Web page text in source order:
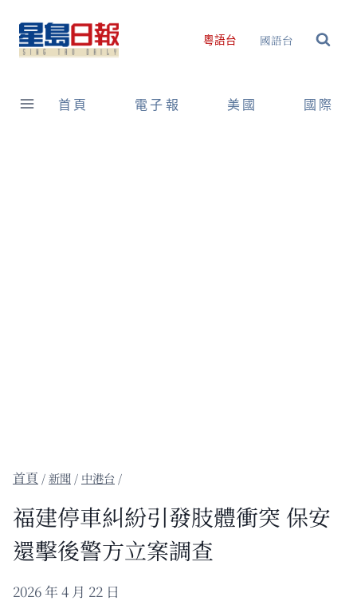
content
粵語台 國語台
首頁 電子報 美國 國際
/新聞 / 中港台 /
福建停車糾紛引發肢體衝突 保安
還擊後警方立案調查
2026 年 4 月 22 日